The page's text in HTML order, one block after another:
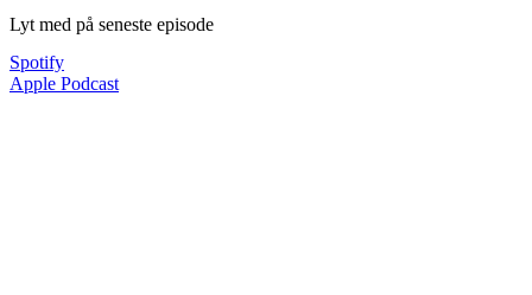
Lyt med på seneste episode
Spotify
Apple Podcast